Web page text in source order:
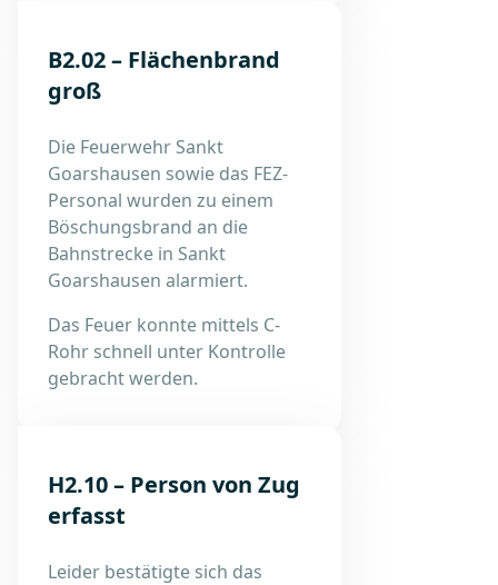
B2.02 – Flächenbrand
groß
Die Feuerwehr Sankt
Goarshausen sowie das FEZ-
Personal wurden zu einem
Böschungsbrand an die
Bahnstrecke in Sankt
Goarshausen alarmiert.
Das Feuer konnte mittels C-
Rohr schnell unter Kontrolle
gebracht werden.
H2.10 – Person von Zug
erfasst
Leider bestätigte sich das